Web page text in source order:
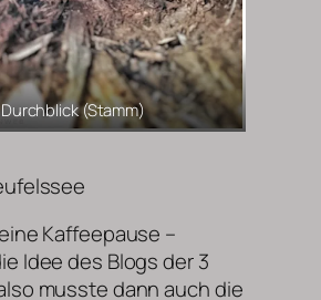
Durchblick (Stamm)
Kaffeepause –
Idee des Blogs der 3
musste dann auch die